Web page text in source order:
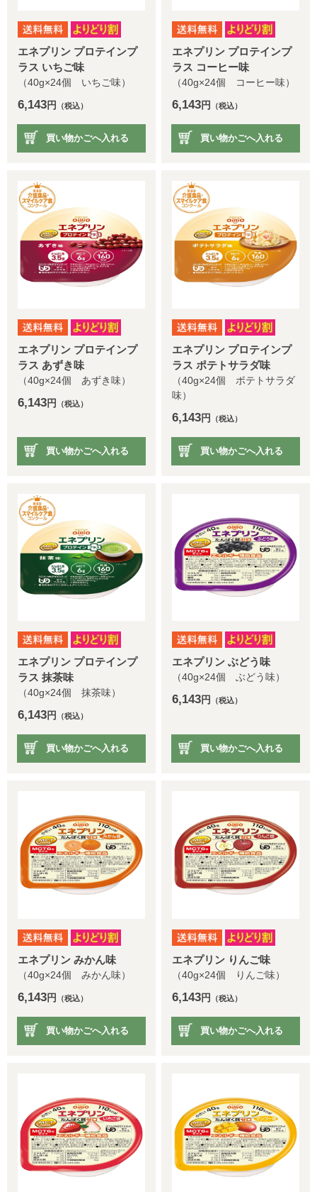
エネプリン プロテインプ
ラス いちご味
（40g×24個 いちご味）
6,143 円 （税込）
買い物かごへ入れる
エネプリン プロテインプ
ラス コーヒー味
（40g×24個 コーヒー味）
6,143 円 （税込）
買い物かごへ入れる
エネプリン プロテインプ
ラス あずき味
（40g×24個 あずき味）
6,143 円 （税込）
買い物かごへ入れる
エネプリン プロテインプ
ラス ポテトサラダ味
（40g×24個 ポテトサラダ
味）
6,143 円 （税込）
買い物かごへ入れる
エネプリン プロテインプ
ラス 抹茶味
（40g×24個 抹茶味）
6,143 円 （税込）
買い物かごへ入れる
エネプリン ぶどう味
（40g×24個 ぶどう味）
6,143 円 （税込）
買い物かごへ入れる
エネプリン みかん味
（40g×24個 みかん味）
6,143 円 （税込）
買い物かごへ入れる
エネプリン りんご味
（40g×24個 りんご味）
6,143 円 （税込）
買い物かごへ入れる